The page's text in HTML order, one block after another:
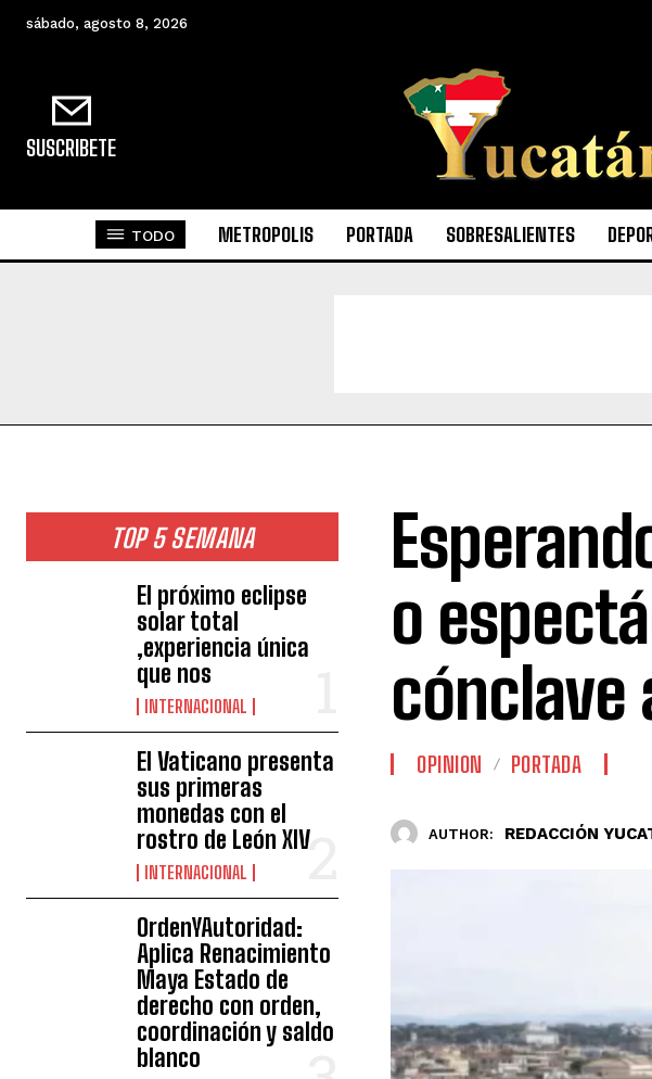
sábado, agosto 8, 2026
SUSCRIBETE
TODO METROPOLIS PORTADA SOBRESALIENTES
TOP 5 SEMANA
El próximo eclipse
solar total
,experiencia única
que nos
INTERNACIONAL
El Vaticano presenta
sus primeras
monedas con el
rostro de León XIV
INTERNACIONAL
OrdenYAutoridad:
Aplica Renacimiento
Maya Estado de
derecho con orden,
coordinación y saldo
blanco
o
cónclave
OPINION PORTADA
AUTHOR: REDACCIÓN